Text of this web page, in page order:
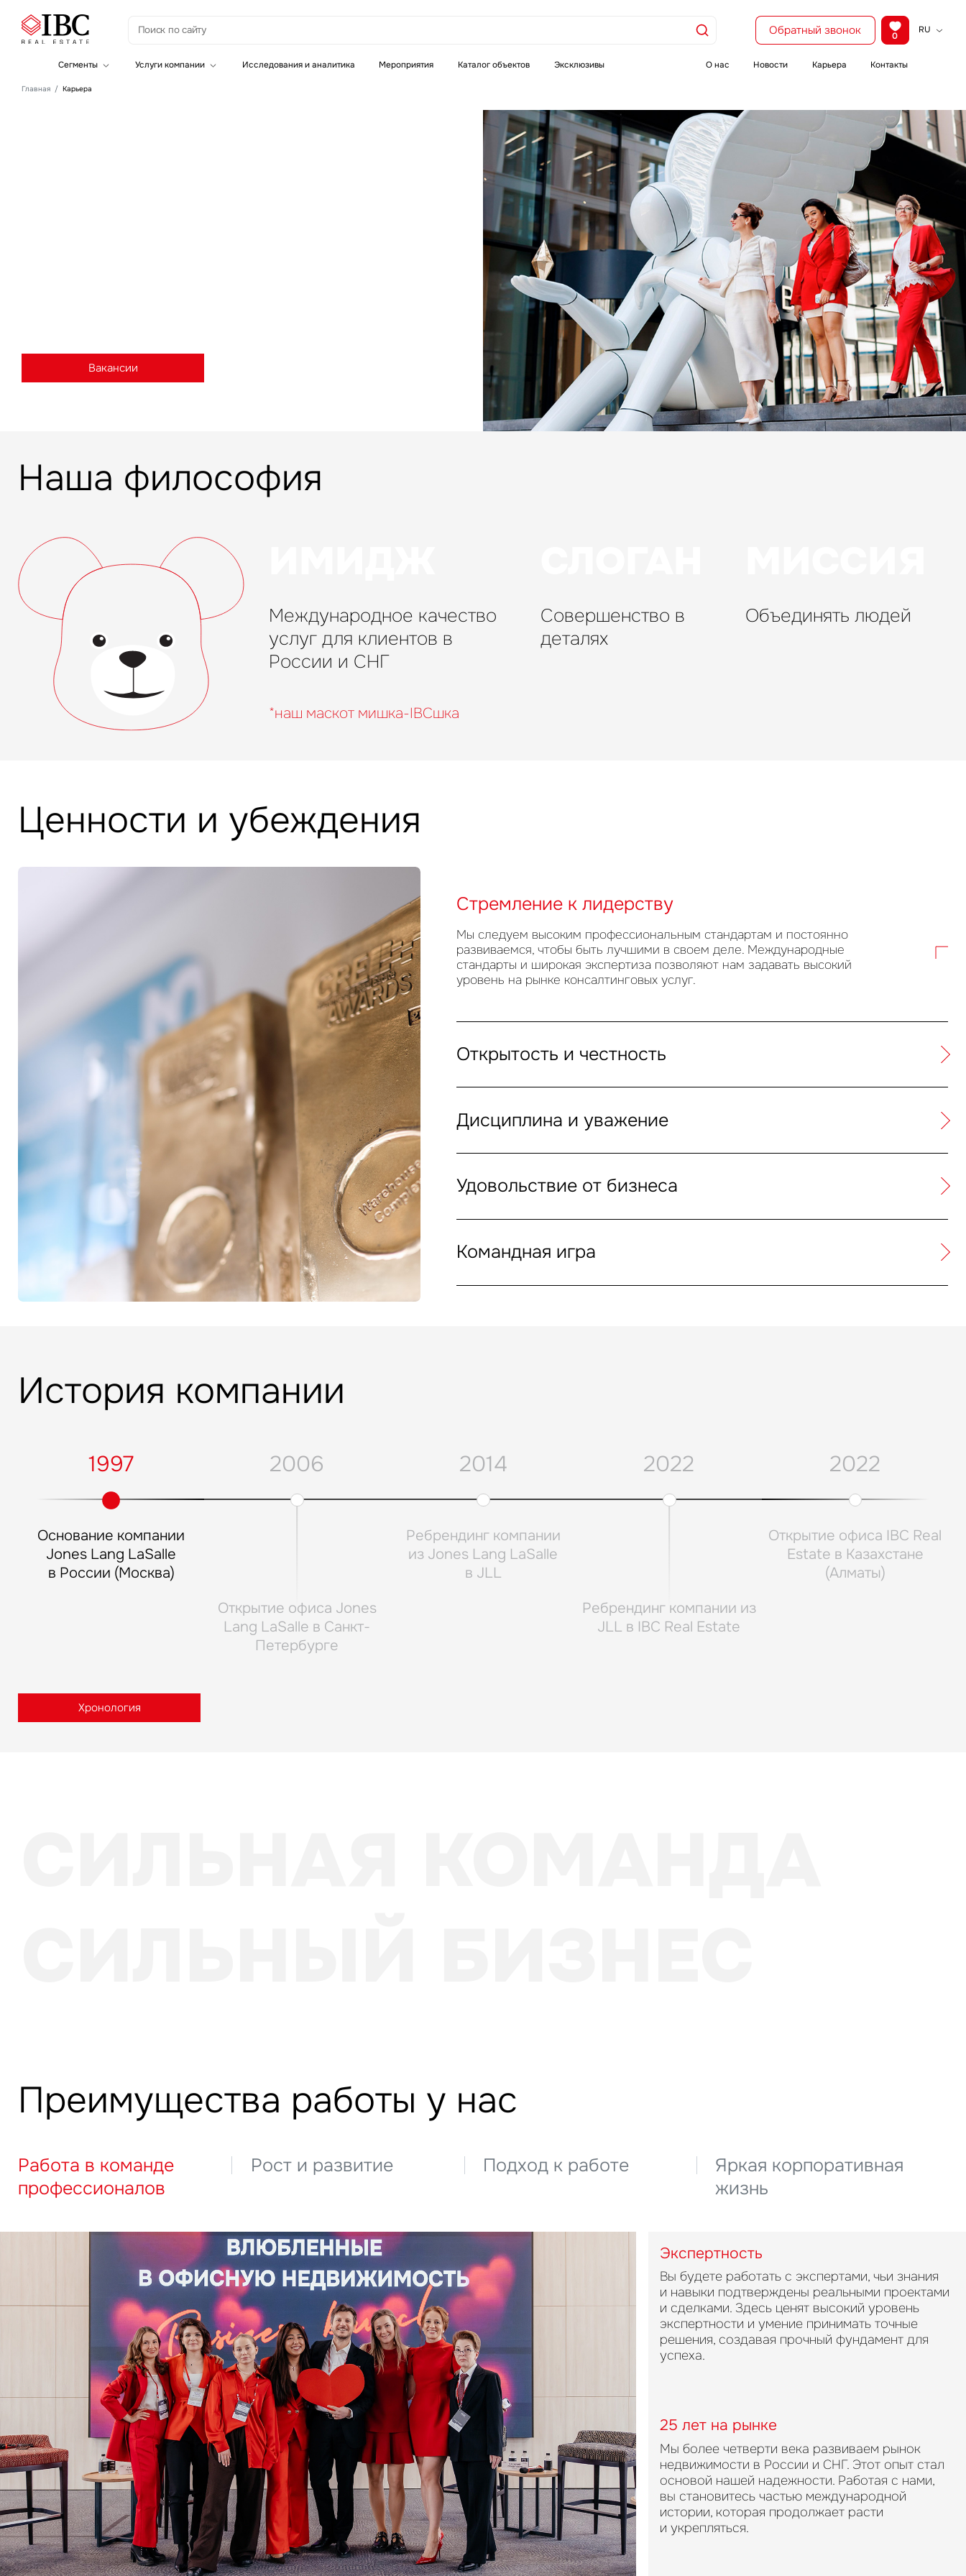
Обратный звонок 0
RU
Сегменты
Складская недвижимость
Услуги компании
Исследования и аналитика Мероприятия Каталог объектов Эксклюзивы О нас Новости Карьера Контакты
Главная Карьера
Вакансии
Наша философия
Международное качество
услуг для клиентов в
России и СНГ
Совершенство в
деталях
Объединять людей
*наш маскот мишка-IBCшка
Ценности и убеждения
Стремление к лидерству
Мы следуем высоким профессиональным стандартам и постоянно
развиваемся, чтобы быть лучшими в своем деле. Международные
стандарты и широкая экспертиза позволяют нам задавать высокий
уровень на рынке консалтинговых услуг.
Открытость и честность
Дисциплина и уважение
Удовольствие от бизнеса
Командная игра
История компании
1997
Основание компании
Jones Lang LaSalle
в России (Москва)
2006
Открытие офиса Jones
Lang LaSalle в Санкт-
Петербурге
2014
Ребрендинг компании
из Jones Lang LaSalle
в JLL
2022
Ребрендинг компании из
JLL в IBC Real Estate
2022
Открытие офиса IBC Real
Estate в Казахстане
(Алматы)
Хронология
Преимущества работы у нас
Работа в команде
профессионалов
Рост и развитие Подход к работе
Яркая корпоративная
жизнь
Экспертность
Вы будете работать с экспертами, чьи знания
и навыки подтверждены реальными проектами
и сделками. Здесь ценят высокий уровень
экспертности и умение принимать точные
решения, создавая прочный фундамент для
успеха.
25 лет на рынке
Мы более четверти века развиваем рынок
недвижимости в России и СНГ. Этот опыт стал
основой нашей надежности. Работая с нами,
вы становитесь частью международной
истории, которая продолжает расти
и укрепляться.